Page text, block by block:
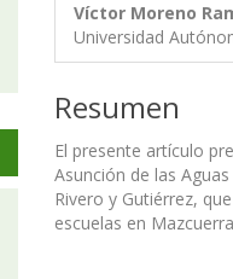
Víctor Moreno
Universidad
Resumen
El presente artículo
Asunción de las
Rivero y Gutiérrez,
escuelas en